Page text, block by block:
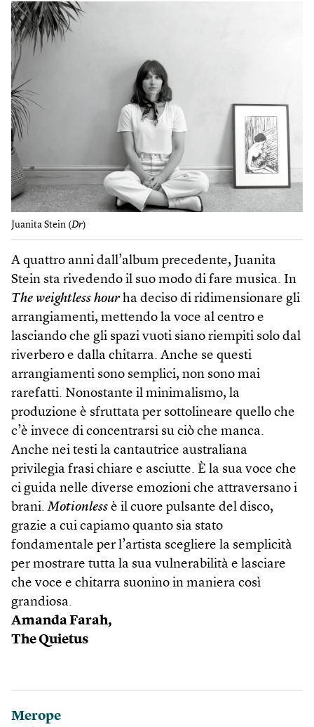
Juanita Stein (Dr)
A quattro anni dall’album precedente, Juanita
Stein sta rivedendo il suo modo di fare musica. In
The weightless hourha deciso di ridimensionare gli
arrangiamenti, mettendo la voce al centro e
lasciando che gli spazi vuoti siano riempiti solo dal
riverbero e dalla chitarra. Anche se questi
arrangiamenti sono semplici, non sono mai
rarefatti. Nonostante il minimalismo, la
produzione è sfruttata per sottolineare quello che
c’è invece di concentrarsi su ciò che manca.
Anche nei testi la cantautrice australiana
privilegia frasi chiare e asciutte. È la sua voce che
ci guida nelle diverse emozioni che attraversano i
brani.Motionless è il cuore pulsante del disco,
grazie a cui capiamo quanto sia stato
fondamentale per l’artista scegliere la semplicità
per mostrare tutta la sua vulnerabilità e lasciare
che voce e chitarra suonino in maniera così
grandiosa.
Amanda Farah,
The Quietus
Merope